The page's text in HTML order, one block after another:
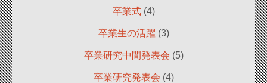
卒業式(4)
卒業生の活躍 (3)
卒業研究中間発表会 (5)
卒業研究発表会 (4)